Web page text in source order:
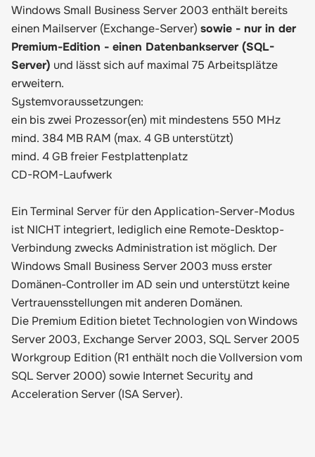
Windows Small Business Server 2003 enthält bereits
einen Mailserver (Exchange-Server) sowie - nur in der
Premium-Edition - einen Datenbankserver (SQL-
Server) und lässt sich auf maximal 75 Arbeitsplätze
erweitern.
Systemvoraussetzungen:
ein bis zwei Prozessor(en) mit mindestens 550 MHz
mind. 384 MB RAM (max. 4 GB unterstützt)
mind. 4 GB freier Festplattenplatz
CD-ROM-Laufwerk
Ein Terminal Server für den Application-Server-Modus
ist NICHT integriert, lediglich eine Remote-Desktop-
Verbindung zwecks Administration ist möglich. Der
Windows Small Business Server 2003 muss erster
Domänen-Controller im AD sein und unterstützt keine
Vertrauensstellungen mit anderen Domänen.
Die Premium Edition bietet Technologien von Windows
Server 2003, Exchange Server 2003, SQL Server 2005
Workgroup Edition (R1 enthält noch die Vollversion vom
SQL Server 2000) sowie Internet Security and
Acceleration Server (ISA Server).